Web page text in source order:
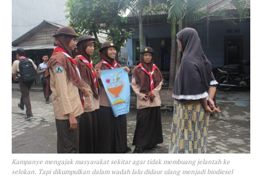
Kampanye mengajak masyarakat sekitar agar tidak membuang jelantah ke
selokan. Tapi dikumpulkan dalam wadah lalu didaur ulang menjadi biodiesel